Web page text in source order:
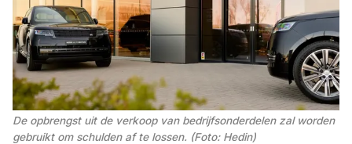
De opbrengst uit de verkoop van bedrijfsonderdelen zal worden
gebruikt om schulden af te lossen. (Foto: Hedin)